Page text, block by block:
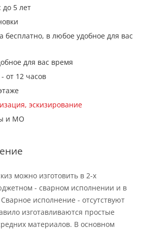
до 5 лет
бесплатно, в любое удобное для вас
для вас время
от 12 часов
эскизирование
и МО
можно изготовить в 2-х
- сварном исполнении и в
исполнение - отсутствуют
изготавливаются простые
материалов. В основном